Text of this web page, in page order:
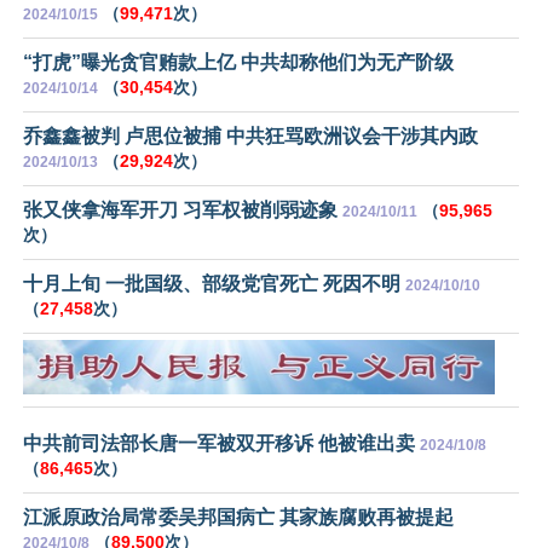
2024/10/15 （99,471次）
“打虎”曝光贪官贿款上亿 中共却称他们为无产阶级
2024/10/14 （30,454次）
乔鑫鑫被判 卢思位被捕 中共狂骂欧洲议会干涉其内政
2024/10/13 （29,924次）
张又侠拿海军开刀 习军权被削弱迹象 2024/10/11 （95,965
次）
十月上旬 一批国级、部级党官死亡 死因不明 2024/10/10
（27,458次）
中共前司法部长唐一军被双开移诉 他被谁出卖 2024/10/8
（86,465次）
江派原政治局常委吴邦国病亡 其家族腐败再被提起
2024/10/8 （89,500次）